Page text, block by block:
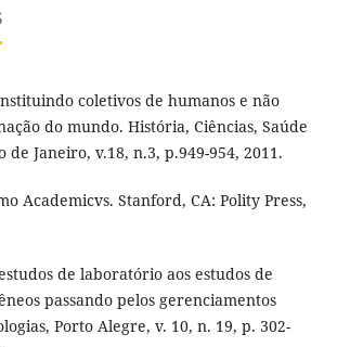
coletivos de humanos e não
do mundo. História, Ciências, Saúde
de Janeiro, v.18, n.3, p.949-954, 2011.
Academicvs. Stanford, CA: Polity Press,
de laboratório aos estudos de
passando pelos gerenciamentos
Porto Alegre, v. 10, n. 19, p. 302-